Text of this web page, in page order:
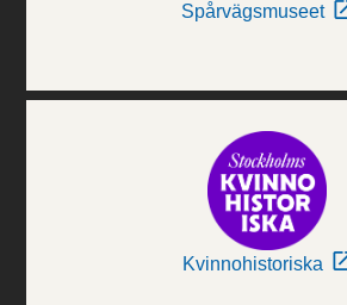
Spårvägsmuseet
Kvinnohistoriska